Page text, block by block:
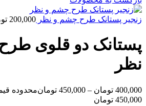
زنجیر پستانک طرح چشم و نظر 200,000
پستانک دو قلوی
نظر
400,000 تومان –
450,000 تومان
450,000 تومان